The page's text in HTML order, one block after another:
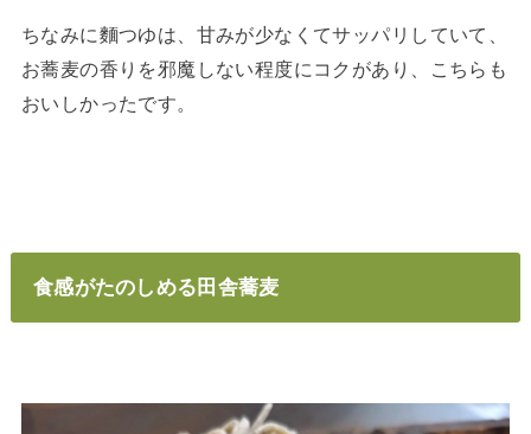
ちなみに麵つゆは、甘みが少なくてサッパリしていて、
お蕎麦の香りを邪魔しない程度にコクがあり、こちらも
おいしかったです。
食感がたのしめる田舎蕎麦